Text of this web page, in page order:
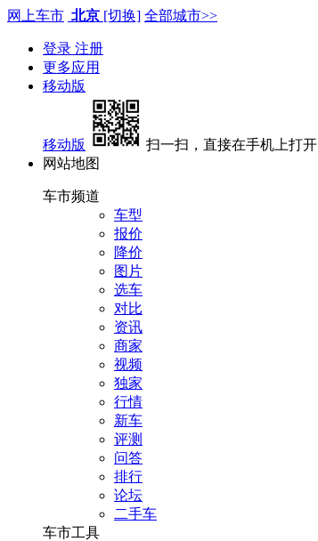
网上车市 北京 [切换] 全部城市>>
登录 注册
更多应用
移动版
移动版
扫一扫，直接在手机上打开
网站地图
车市频道
车型
报价
降价
图片
选车
对比
资讯
商家
视频
独家
行情
新车
评测
问答
排行
论坛
二手车
车市工具